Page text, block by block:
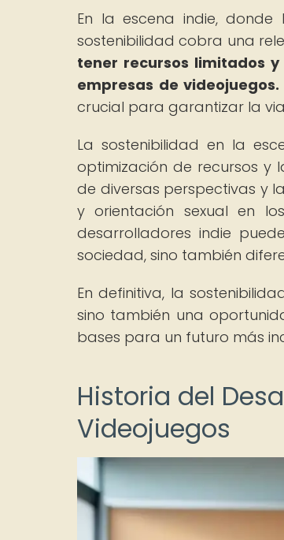
En la escena indie,
sostenibilidad cobra una
tener recursos limitados
empresas de videojuegos.
crucial para garantizar la
La sostenibilidad en la
optimización de recursos y
de diversas perspectivas y
y orientación sexual en
desarrolladores indie
sociedad, sino también
En definitiva, la
sino también una
bases para un futuro más
Historia del
Videojuegos